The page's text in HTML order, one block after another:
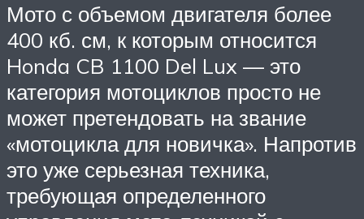
Мото с объемом двигателя более
400 кб. см, к которым относится
Honda CB 1100 Del Lux — это
категория мотоциклов просто не
может претендовать на звание
«мотоцикла для новичка». Напротив
это уже серьезная техника,
требующая определенного